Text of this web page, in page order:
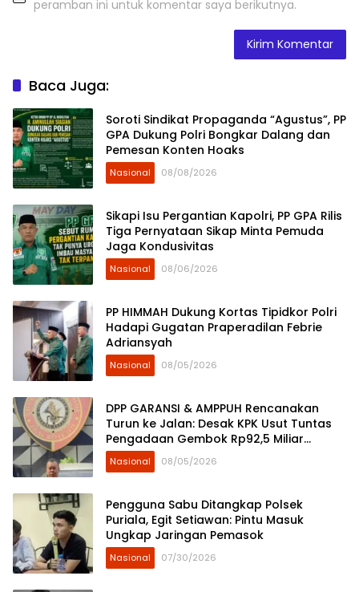
peramban ini untuk komentar saya berikutnya.
Baca Juga:
Soroti Sindikat Propaganda “Agustus”, PP
GPA Dukung Polri Bongkar Dalang dan
Pemesan Konten Hoaks
Nasional 08/08/2026
Sikapi Isu Pergantian Kapolri, PP GPA Rilis
Tiga Pernyataan Sikap Minta Pemuda
Jaga Kondusivitas
Nasional 08/06/2026
PP HIMMAH Dukung Kortas Tipidkor Polri
Hadapi Gugatan Praperadilan Febrie
Adriansyah
Nasional 08/05/2026
DPP GARANSI & AMPPUH Rencanakan
Turun ke Jalan: Desak KPK Usut Tuntas
Pengadaan Gembok Rp92,5 Miliar
Ditjenpas
Nasional 08/05/2026
Pengguna Sabu Ditangkap Polsek
Puriala, Egit Setiawan: Pintu Masuk
Ungkap Jaringan Pemasok
Nasional 07/30/2026